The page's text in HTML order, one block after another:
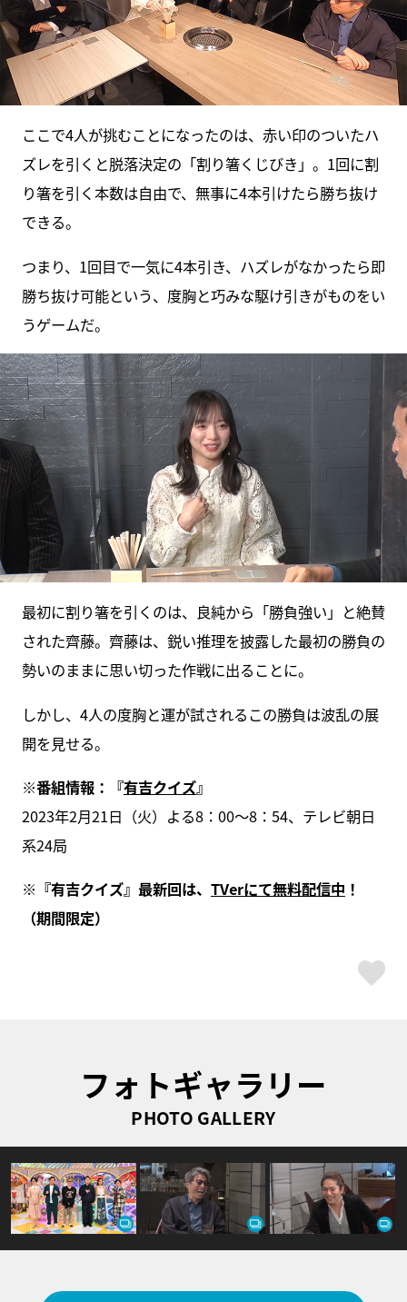
ここで4人が挑むことになったのは、赤い印のついたハ
ズレを引くと脱落決定の「割り箸くじびき」。1回に割
り箸を引く本数は自由で、無事に4本引けたら勝ち抜け
できる。
つまり、1回目で一気に4本引き、ハズレがなかったら即
勝ち抜け可能という、度胸と巧みな駆け引きがものをい
うゲームだ。
最初に割り箸を引くのは、良純から「勝負強い」と絶賛
された齊藤。齊藤は、鋭い推理を披露した最初の勝負の
勢いのままに思い切った作戦に出ることに。
しかし、4人の度胸と運が試されるこの勝負は波乱の展
開を見せる。
※番組情報：『有吉クイズ』
2023年2月21日（火）よる8：00～8：54、テレビ朝日
系24局
※『有吉クイズ』最新回は、 TVerにて無料配信中 ！
（期間限定）
フォトギャラリー
PHOTO GALLERY